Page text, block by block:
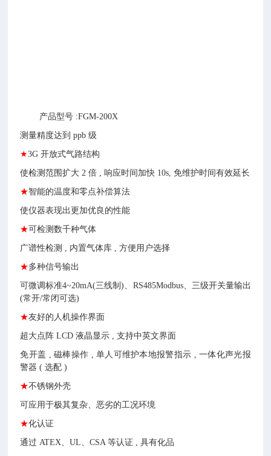
产品型号 :FGM-200X
测量精度达到 ppb 级
★3G 开放式气路结构
使检测范围扩大 2 倍 , 响应时间加快 10s, 免维护时间有效延长
★智能的温度和零点补偿算法
使仪器表现出更加优良的性能
★可检测数千种气体
广谱性检测 , 内置气体库 , 方便用户选择
★多种信号输出
可微调标准4~20mA(三线制)、RS485Modbus、三级开关量输出
(常开/常闭可选)
★友好的人机操作界面
超大点阵 LCD 液晶显示 , 支持中英文界面
免开盖 , 磁棒操作 , 单人可维护本地报警指示 , 一体化声光报
警器 ( 选配 )
★不锈钢外壳
可应用于极其复杂、恶劣的工况环境
★化认证
通过 ATEX、UL、CSA 等认证 , 具有化品